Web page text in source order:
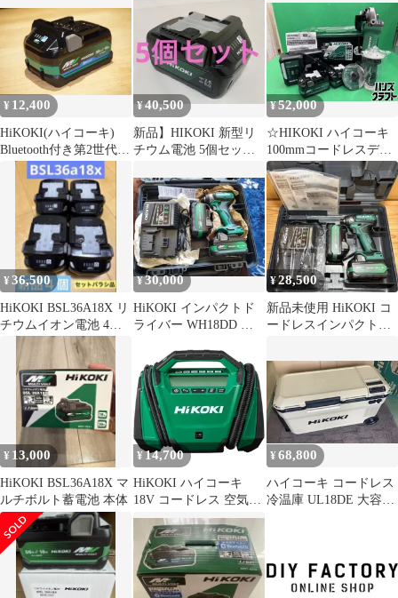
バッテリー BSL36A18X
36V/2.5Ah 【越谷店】
ッテリー 36V/2.5Ah
BSL36A18X▲アクトツ
ール富山店▲レ
¥ 12,400
HiKOKI(ハイコーキ)
Bluetooth付き第2世代マ
ルチボルト蓄電池 36V
2.5Ah/18V 5.0Ah 0037-
9242 BSL36A18BX
¥40,500
新品】HIKOKI 新型リ
チウム電池 5個セッ
¥52,000
☆HIKOKI ハイコーキ
100mmコードレスディ
スクグラインダ
G3610DD(2XPZ)
(BSL36A18X×2 充電器
付) ブレーキ付 未使
用 純正品
¥36,500
HiKOKI BSL36A18X リ
チウムイオン電池 4個
セット 新品 蓄電池
¥30,000
HiKOKI インパクトド
ライバー WH18DD 本
¥28,500
新品未使用 HiKOKI コ
ードレスインパクトド
¥ 13,000
HiKOKI BSL36A18X マ
ルチボルト蓄電池 本体
¥ 14,700
HiKOKI ハイコーキ
18V コードレス 空気入
れ UP18DA(NN) ボール
空気抜き
¥68,800
ハイコーキ コードレス
冷温庫 UL18DE 大容量